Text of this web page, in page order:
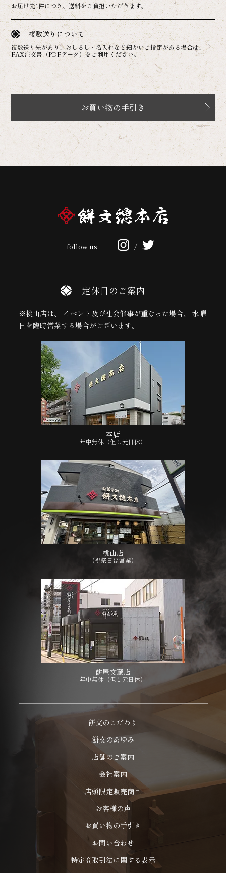
お届け先1件につき、送料をご負担いただきます。
複数送りについて
複数送り先があり、おしるし・名入れなど細かいご指定がある場合は、
FAX注文書（PDFデータ）をご利用ください。
お買い物の手引き
follow us /
定休日のご案内
※桃山店は、 イベント及び社会催事が重なった場合、 水曜
日を臨時営業する場合がございます。
本店
年中無休（但し元日休）
桃山店
（祝祭日は営業）
餅屋文蔵店
年中無休（但し元日休）
餅文のこだわり
餅文のあゆみ
店舗のご案内
会社案内
店頭限定販売商品
お客様の声
お買い物の手引き
お問い合わせ
特定商取引法に関する表示